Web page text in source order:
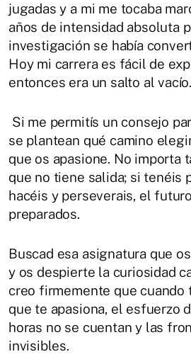
jugadas y a mi me tocaba
años de intensidad absoluta
investigación se había
Hoy mi carrera es fácil de
entonces era un salto al vacío.
Si me permitís un consejo
se plantean qué camino
que os apasione. No importa
que no tiene salida; si tenéis
hacéis y perseverais, el
preparados.
Buscad esa asignatura que
y os despierte la curiosidad
creo firmemente que cuando
que te apasiona, el esfuerzo
horas no se cuentan y las
invisibles.